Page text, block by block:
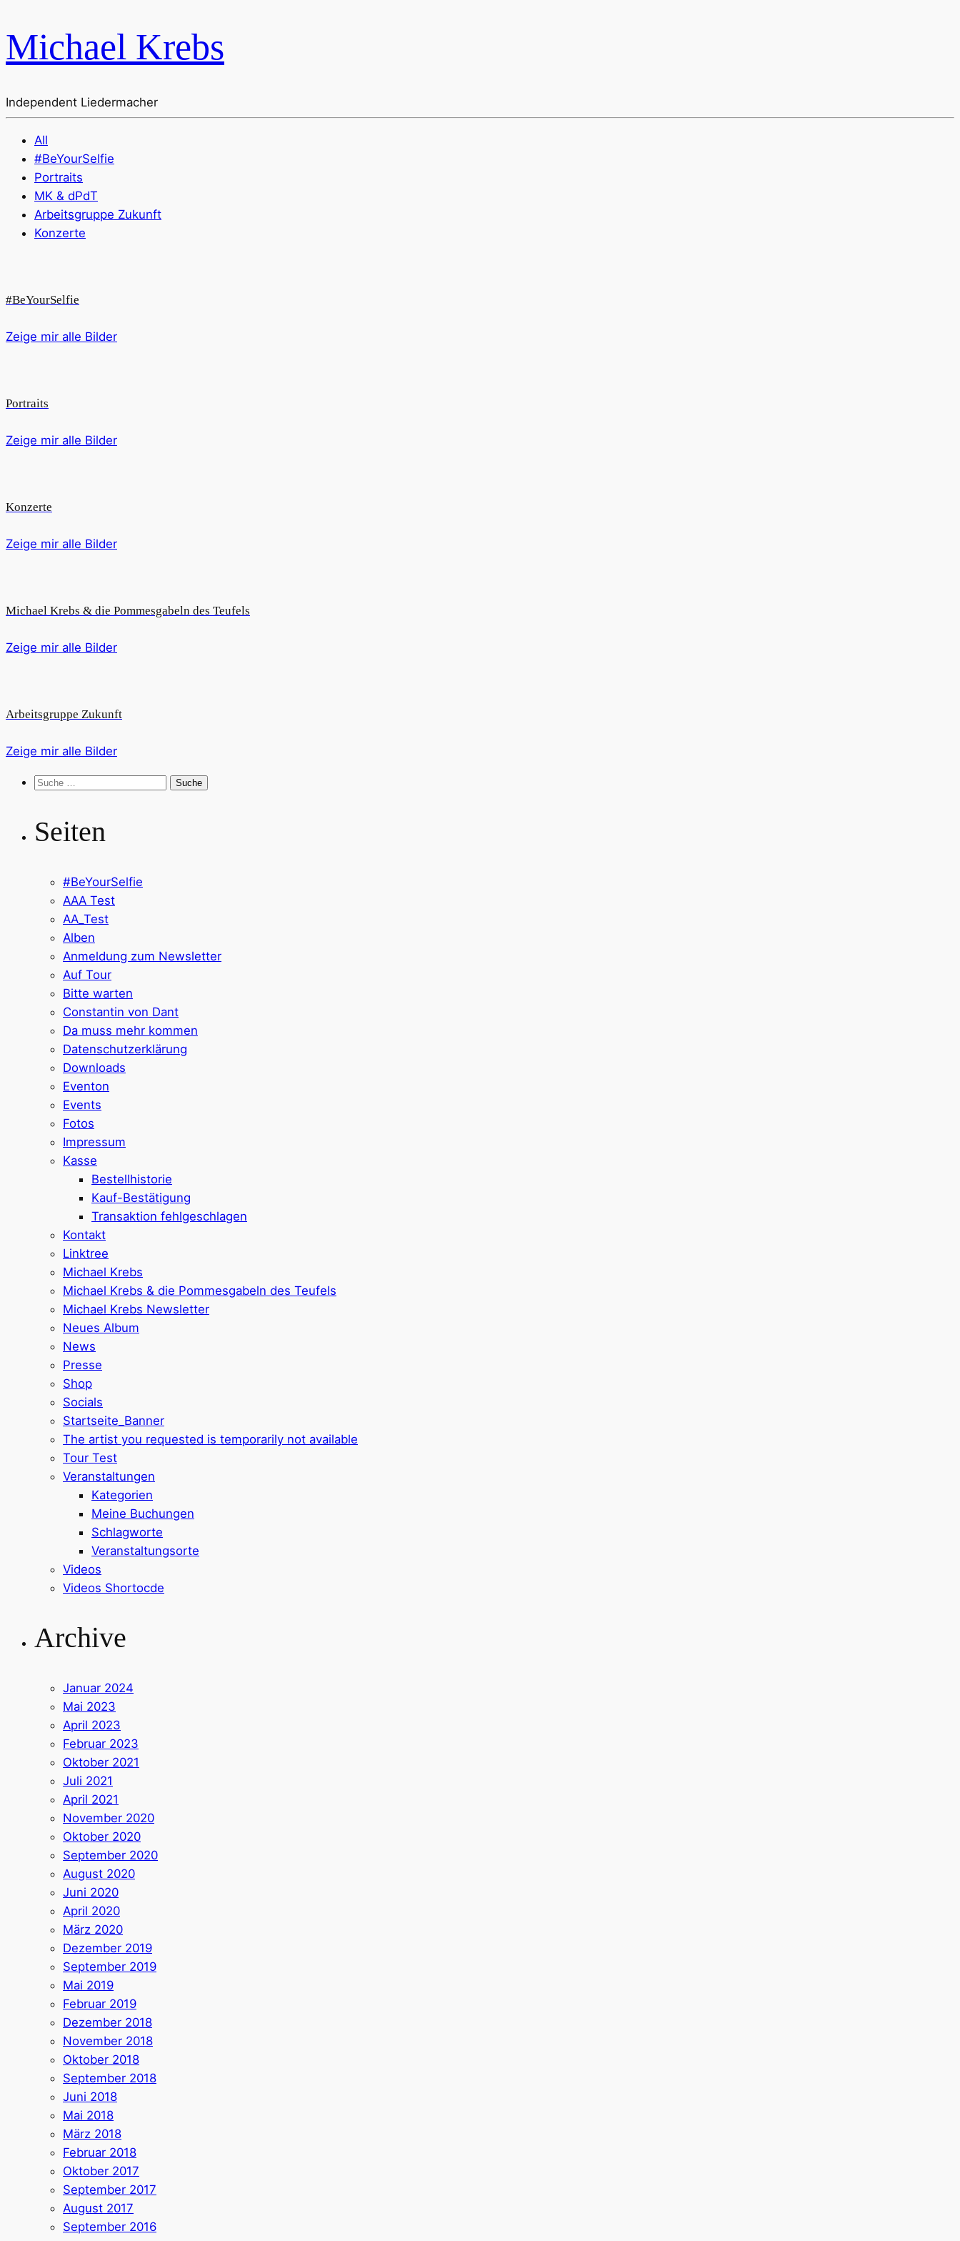
Michael Krebs
Independent Liedermacher
All
#BeYourSelfie
Portraits
MK & dPdT
Arbeitsgruppe Zukunft
Konzerte
#BeYourSelfie
Zeige mir alle Bilder
Portraits
Zeige mir alle Bilder
Konzerte
Zeige mir alle Bilder
Michael Krebs & die Pommesgabeln des Teufels
Zeige mir alle Bilder
Arbeitsgruppe Zukunft
Zeige mir alle Bilder
Suche
Seiten
#BeYourSelfie
AAA Test
AA_Test
Alben
Anmeldung zum Newsletter
Auf Tour
Bitte warten
Constantin von Dant
Da muss mehr kommen
Datenschutzerklärung
Downloads
Eventon
Events
Fotos
Impressum
Kasse
Bestellhistorie
Kauf-Bestätigung
Transaktion fehlgeschlagen
Kontakt
Linktree
Michael Krebs
Michael Krebs & die Pommesgabeln des Teufels
Michael Krebs Newsletter
Neues Album
News
Presse
Shop
Socials
Startseite_Banner
The artist you requested is temporarily not available
Tour Test
Veranstaltungen
Kategorien
Meine Buchungen
Schlagworte
Veranstaltungsorte
Videos
Videos Shortocde
Archive
Januar 2024
Mai 2023
April 2023
Februar 2023
Oktober 2021
Juli 2021
April 2021
November 2020
Oktober 2020
September 2020
August 2020
Juni 2020
April 2020
März 2020
Dezember 2019
September 2019
Mai 2019
Februar 2019
Dezember 2018
November 2018
Oktober 2018
September 2018
Juni 2018
Mai 2018
März 2018
Februar 2018
Oktober 2017
September 2017
August 2017
September 2016